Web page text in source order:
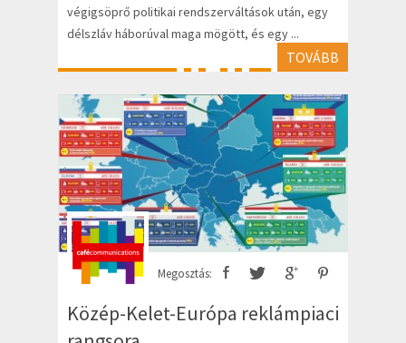
végigsöprő politikai rendszerváltások után, egy
délszláv háborúval maga mögött, és egy ...
TOVÁBB
Megosztás:
Közép-Kelet-Európa reklámpiaci